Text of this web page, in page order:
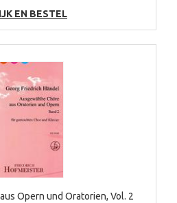
EN BESTEL
Opern und Oratorien, Vol. 2